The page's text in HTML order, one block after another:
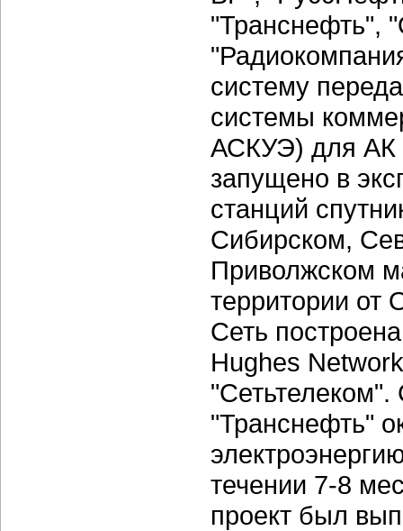
"Транснефть",
систему
системы
АСКУЭ) для АК
запущено в
станций
Сибирском,
Приволжском
территории от
Сеть
Hughes
"Сетьтелеком".
"Транснефть"
течении 7-8
проект был